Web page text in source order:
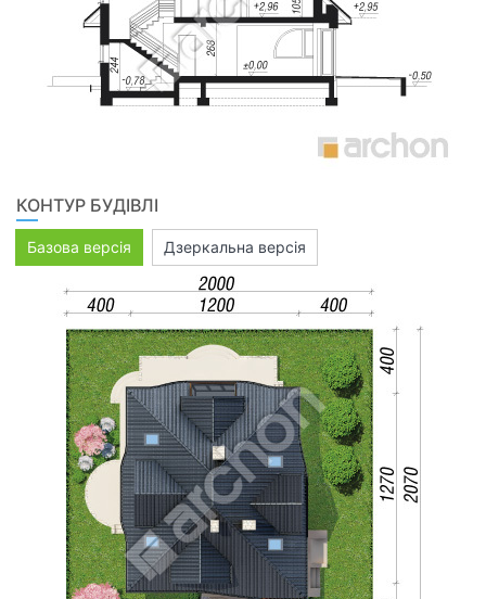
КОНТУР БУДІВЛІ
Базова версія Дзеркальна версія